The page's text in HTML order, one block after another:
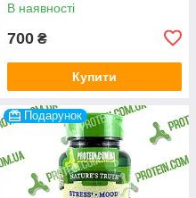
В наявності
700 ₴
Купити
Подарунок